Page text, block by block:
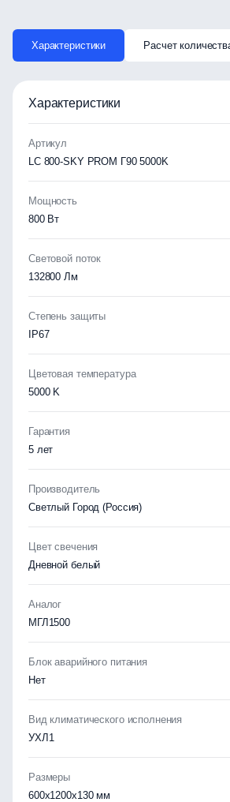
Характеристики Расчет
Характеристики
Артикул
LC 800-SKY PROM Г90 5000K
Мощность
800 Вт
Световой поток
132800 Лм
Степень защиты
IP67
Цветовая температура
5000 K
Гарантия
5 лет
Производитель
Светлый Город (Россия)
Цвет свечения
Дневной белый
Аналог
МГЛ1500
Блок аварийного питания
Нет
Вид климатического исполнения
УХЛ1
Размеры
600х1200х130 мм